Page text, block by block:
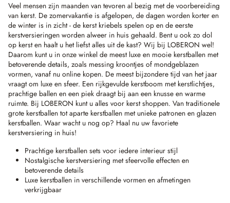
Veel mensen zijn maanden van tevoren al bezig met de voorbereiding
van kerst. De zomervakantie is afgelopen, de dagen worden korter en
de winter is in zicht - de kerst kriebels spelen op en de eerste
kerstversieringen worden alweer in huis gehaald. Bent u ook zo dol
op kerst en haalt u het liefst alles uit de kast? Wij bij LOBERON wel!
Daarom kunt u in onze winkel de meest luxe en mooie kerstballen met
betoverende details, zoals messing kroontjes of mondgeblazen
vormen, vanaf nu online kopen. De meest bijzondere tijd van het jaar
vraagt om luxe en sfeer. Een rijkgevulde kerstboom met kerstlichtjes,
prachtige ballen en een piek draagt bij aan een knusse en warme
ruimte. Bij LOBERON kunt u alles voor kerst shoppen. Van traditionele
grote kerstballen tot aparte kerstballen met unieke patronen en glazen
kerstballen. Waar wacht u nog op? Haal nu uw favoriete
kerstversiering in huis!
Prachtige kerstballen sets voor iedere interieur stijl
Nostalgische kerstversiering met sfeervolle effecten en
betoverende details
Luxe kerstballen in verschillende vormen en afmetingen
verkrijgbaar